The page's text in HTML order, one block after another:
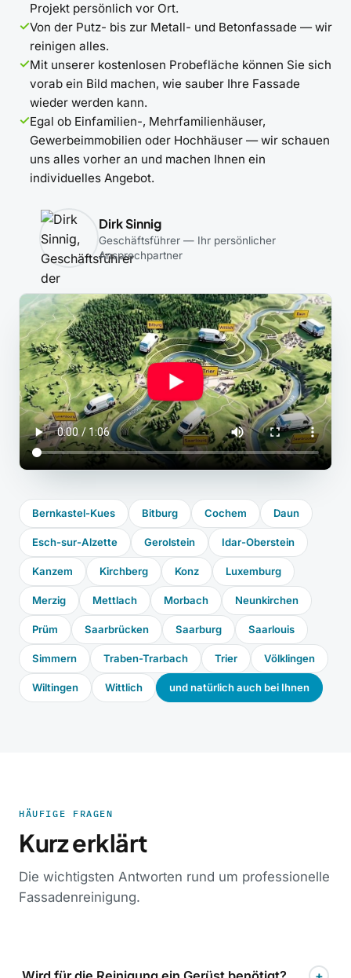
Projekt persönlich vor Ort.
Von der Putz- bis zur Metall- und Betonfassade — wir
reinigen alles.
Mit unserer kostenlosen Probefläche können Sie sich
vorab ein Bild machen, wie sauber Ihre Fassade
wieder werden kann.
Egal ob Einfamilien-, Mehrfamilienhäuser,
Gewerbeimmobilien oder Hochhäuser — wir schauen
uns alles vorher an und machen Ihnen ein
individuelles Angebot.
Dirk Sinnig
Geschäftsführer — Ihr persönlicher
Ansprechpartner
Bernkastel-Kues Bitburg Cochem Daun
Esch-sur-Alzette Gerolstein Idar-Oberstein
Kanzem Kirchberg Konz Luxemburg
Merzig Mettlach Morbach Neunkirchen
Prüm Saarbrücken Saarburg Saarlouis
Simmern Traben-Trarbach Trier Völklingen
Wiltingen Wittlich und natürlich auch bei Ihnen
HÄUFIGE FRAGEN
Kurz erklärt
Die wichtigsten Antworten rund um professionelle
Fassadenreinigung.